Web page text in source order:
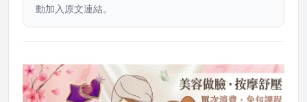
動加入原文連結。